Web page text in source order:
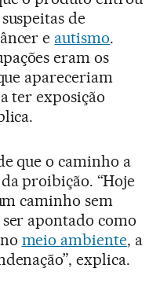
de
e autismo.
eram os
apareceriam
ter exposição
que o caminho a
proibição. “Hoje
caminho sem
apontado como
meio ambiente, a
explica.